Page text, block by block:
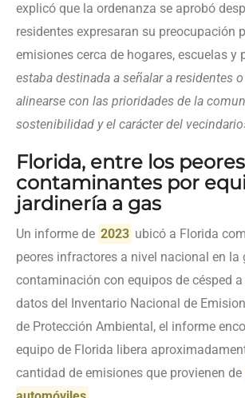
explicó que la ordenanza se aprobó
residentes expresaran su preocupación
emisiones cerca de hogares, escuelas y
estaba destinada a señalar a residentes
alinearse con las prioridades de la
sostenibilidad y el carácter del
Florida, entre los peores
contaminantes por
jardinería a gas
Un informe de 2023 ubicó a Florida
peores infractores a nivel nacional en la
contaminación con equipos de césped
datos del Inventario Nacional de
de Protección Ambiental, el informe
equipo de Florida libera
cantidad de emisiones que provienen de